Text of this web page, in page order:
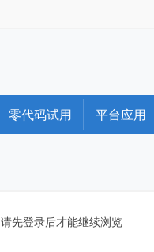
零代码试用 平台应用
请先登录后才能继续浏览